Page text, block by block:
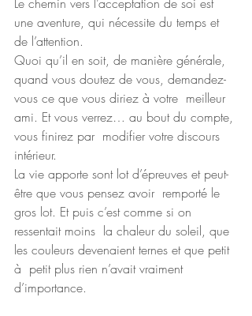
Le chemin vers l’acceptation de soi est
une aventure, qui nécessite du temps et
de l’attention.
Quoi qu’il en soit, de manière générale,
quand vous doutez de vous, demandez-
vous ce que vous diriez à votre  meilleur
ami. Et vous verrez… au bout du compte,
vous finirez par  modifier votre discours
intérieur.
La vie apporte sont lot d’épreuves et peut-
être que vous pensez avoir  remporté le
gros lot. Et puis c’est comme si on
ressentait moins  la chaleur du soleil, que
les couleurs devenaient ternes et que petit
à  petit plus rien n’avait vraiment
d’importance.